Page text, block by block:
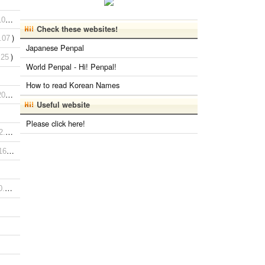
)
)
)
Check these websites!
Japanese Penpal
World Penpal - Hi! Penpal!
How to read Korean Names
Useful website
Please click here!